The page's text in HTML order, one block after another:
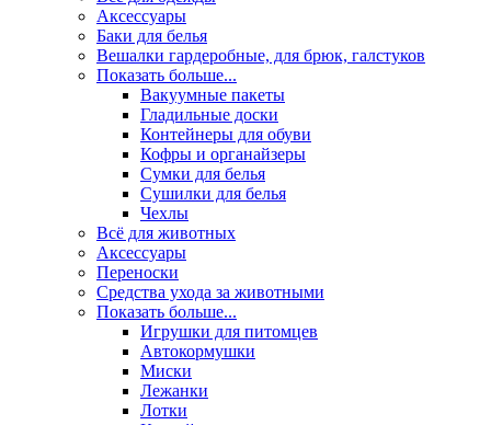
Аксессуары
Баки для белья
Вешалки гардеробные, для брюк, галстуков
Показать больше...
Вакуумные пакеты
Гладильные доски
Контейнеры для обуви
Кофры и органайзеры
Сумки для белья
Сушилки для белья
Чехлы
Всё для животных
Аксесcуары
Переноски
Средства ухода за животными
Показать больше...
Игрушки для питомцев
Автокормушки
Миски
Лежанки
Лотки